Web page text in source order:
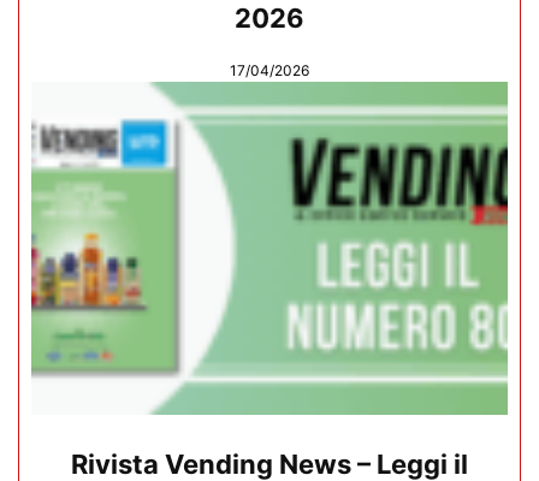
2026
17/04/2026
Rivista Vending News – Leggi il